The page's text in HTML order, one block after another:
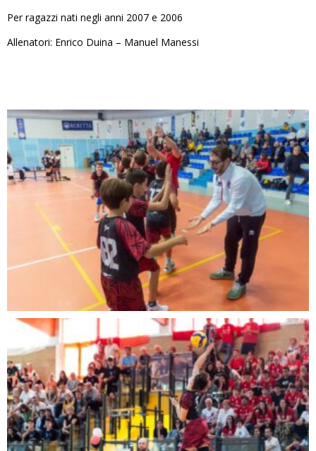
Per ragazzi nati negli anni 2007 e 2006
Allenatori: Enrico Duina – Manuel Manessi